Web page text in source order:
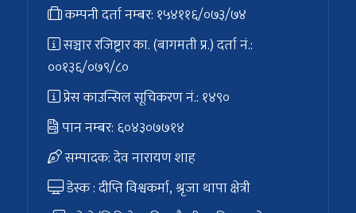
कम्पनी दर्ता नम्बर: १५४११६/०७३/७४
सञ्चार रजिष्ट्रार का. (बागमती प्र.) दर्ता नं.:
००१३६/०७९/८०
प्रेस काउन्सिल सूचिकरण नं.: १४९०
पान नम्बर: ६०४३०७७१४
सम्पादक: देव नारायण शाह
डेस्क : दीप्ति विश्वकर्मा, श्रृजा थापा क्षेत्री